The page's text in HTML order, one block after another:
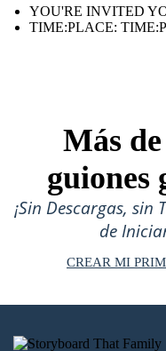
YOU'RE INVITED
TIME:PLACE:
Más
guiones
¡Sin Descargas, sin
de
CREAR MI